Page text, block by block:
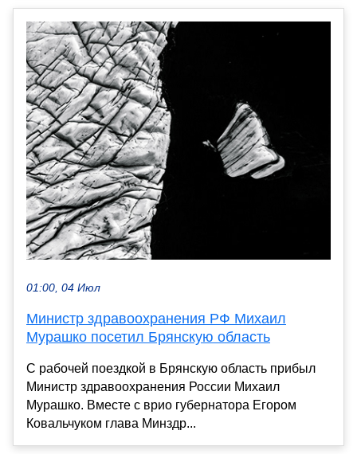
01:00, 04 Июл
Министр здравоохранения РФ Михаил
Мурашко посетил Брянскую область
С рабочей поездкой в Брянскую область прибыл
Министр здравоохранения России Михаил
Мурашко. Вместе с врио губернатора Егором
Ковальчуком глава Минздр...